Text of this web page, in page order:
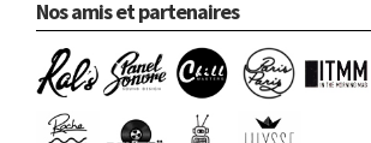
Nos amis et partenaires